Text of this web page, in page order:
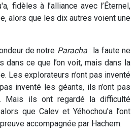
fidèles à l’alliance avec l’Éternel,
alors que les dix autres voient une
de notre Paracha: la faute ne
dans ce que l’on voit, mais dans la
Les explorateurs n’ont pas inventé
inventé les géants, ils n’ont pas
Mais ils ont regardé la difficulté
que Calev et Yéhochou'a l’ont
accompagnée par Hachem.